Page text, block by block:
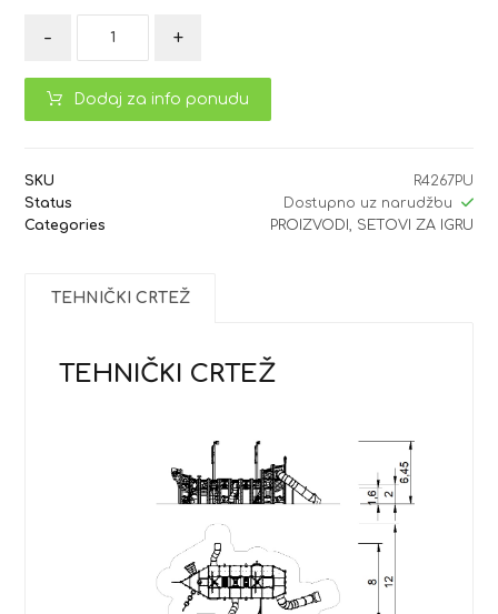
- +
Dodaj za info ponudu
SKU
R4267PU
Status
Dostupno uz narudžbu
Categories
PROIZVODI , SETOVI ZA IGRU
TEHNIČKI CRTEŽ
TEHNIČKI CRTEŽ